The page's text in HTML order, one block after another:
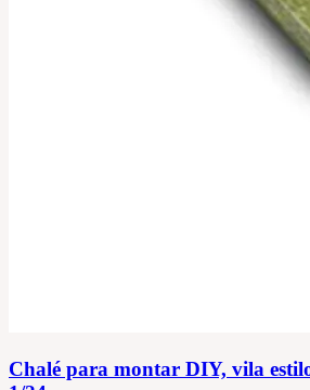
Chalé para montar DIY, vila